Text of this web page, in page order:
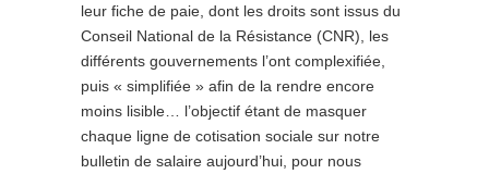
leur fiche de paie, dont les droits sont issus du
Conseil National de la Résistance (CNR), les
différents gouvernements l’ont complexifiée,
puis « simplifiée » afin de la rendre encore
moins lisible… l’objectif étant de masquer
chaque ligne de cotisation sociale sur notre
bulletin de salaire aujourd’hui, pour nous